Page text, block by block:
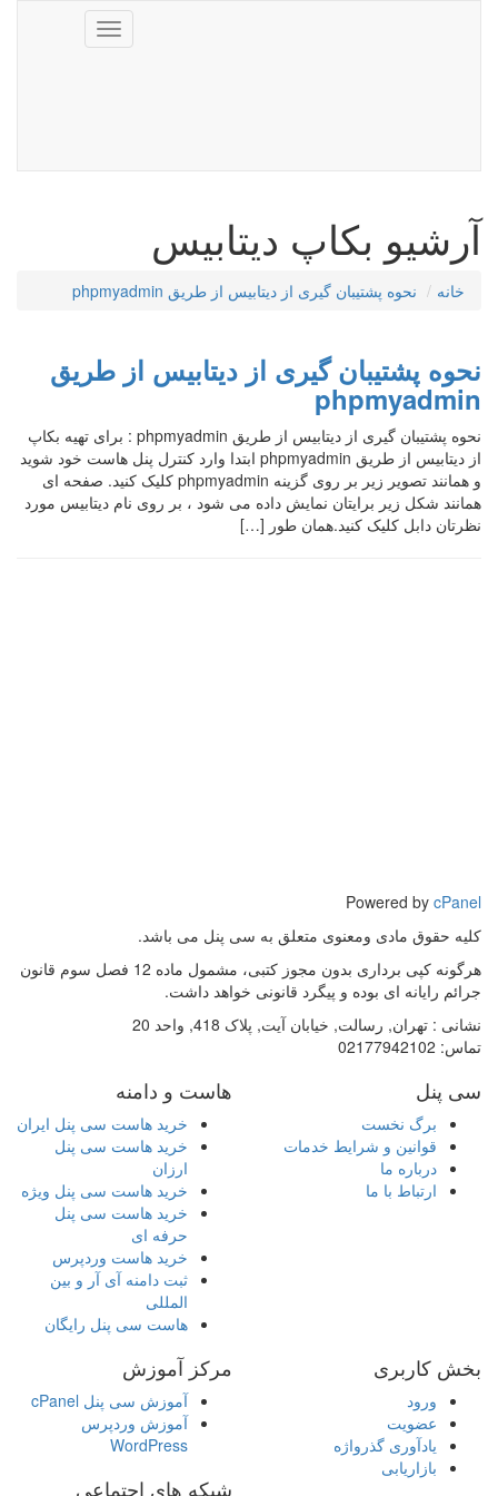
Toggle
navigation
آرشیو بکاپ دیتابیس
خانه نحوه پشتیبان گیری از دیتابیس از طریق phpmyadmin
نحوه پشتیبان گیری از دیتابیس از طریق
phpmyadmin
نحوه پشتیبان گیری از دیتابیس از طریق phpmyadmin : برای تهیه بکاپ
از دیتابیس از طریق phpmyadmin ابتدا وارد کنترل پنل هاست خود شوید
و همانند تصویر زیر بر روی گزینه phpmyadmin کلیک کنید. صفحه ای
همانند شکل زیر برایتان نمایش داده می شود ، بر روی نام دیتابیس مورد
نظرتان دابل کلیک کنید.همان طور […]
Powered by cPanel
کلیه حقوق مادی ومعنوی متعلق به سی پنل می باشد.
هرگونه کپی برداری بدون مجوز کتبی، مشمول ماده 12 فصل سوم قانون
جرائم رایانه ای بوده و پیگرد قانونی خواهد داشت.
نشانی : تهران, رسالت, خیابان آیت, پلاک 418, واحد 20
تماس:
سی پنل
برگ نخست
قوانین و شرایط خدمات
درباره ما
ارتباط با ما
هاست و دامنه
خرید هاست سی پنل ایران
خرید هاست سی پنل
ارزان
خرید هاست سی پنل ویژه
خرید هاست سی پنل
حرفه ای
خرید هاست وردپرس
ثبت دامنه آی آر و بین
المللی
هاست سی پنل رایگان
بخش کاربری
ورود
عضویت
یادآوری گذرواژه
بازاریابی
مرکز آموزش
آموزش سی پنل cPanel
آموزش وردپرس
WordPress
شبکه های اجتماعی